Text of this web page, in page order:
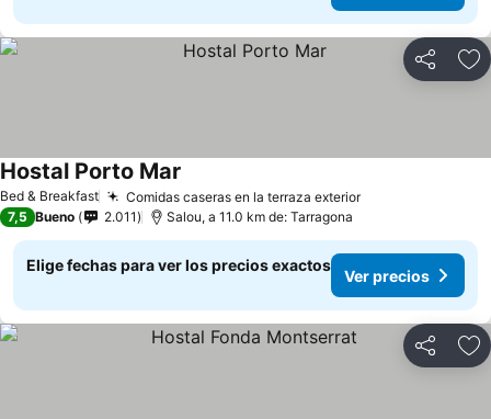
Compartir
Bed & Breakfast Comidas caseras en la terraza exteriorVer precios
Hostal Porto Mar
7,5 Bueno 2.011 Salou, a 11.0 km de: Tarragona
Elige fechas para ver los precios exactos
Ver precios
Compartir